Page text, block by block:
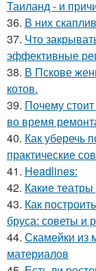
Таиланд - и
36. В них
37. Что
эффективные
38. В Пскове
котов.
39. Почему
во время
40. Как уберечь
практические
41. Headlines:
42. Какие
43. Как
бруса: советы и
44. Скамейки из
материалов